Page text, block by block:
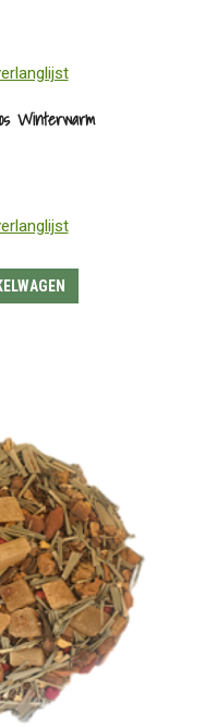
Winterwarm
Huidige
€5.95.